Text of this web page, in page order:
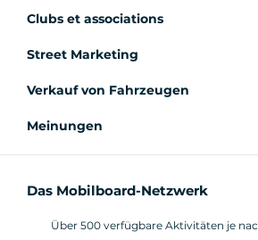
Clubs et associations
Street Marketing
Verkauf von Fahrzeugen
Meinungen
Das Mobilboard-Netzwerk
Über 500 verfügbare Aktivitäten je